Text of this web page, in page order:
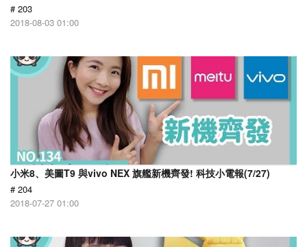
# 203
2018-08-03 01:00
小米8、美圖T9 與vivo NEX 旗艦新機齊發! 科技小電報(7/27)
# 204
2018-07-27 01:00